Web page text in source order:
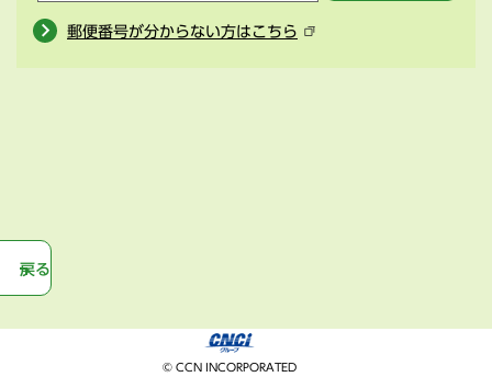
郵便番号が分からない方はこちら
戻る
© CCN INCORPORATED